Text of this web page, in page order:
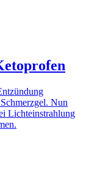
Nun
Lichteinstrahlung